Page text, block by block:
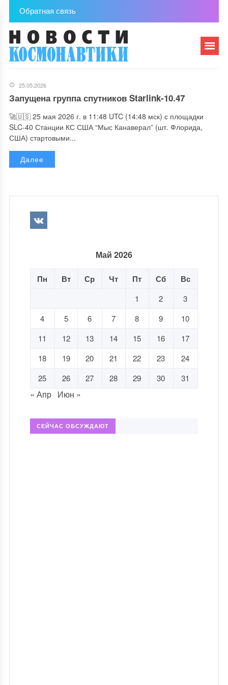
Обратная связь
25.05.2026
Запущена группа спутников Starlink-10.47
🚀🇺🇸 25 мая 2026 г. в 11:48 UTC (14:48 мск) с площадки
SLC-40 Станции КС США “Мыс Канаверал” (шт. Флорида,
США) стартовыми...
Далее
Май 2026
Пн Вт Ср Чт Пт Сб Вс
1 2
3
4
5 6 7 8 9
10
11
12 13 14 15 16
17
18
19 20 21 22 23
24
25
26 27 28 29 30 31
« Апр Июн »
СЕЙЧАС ОБСУЖДАЮТ